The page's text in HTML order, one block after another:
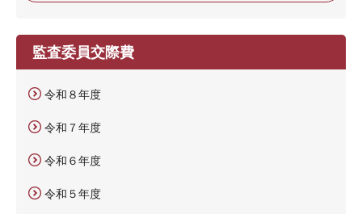
監査委員交際費
令和８年度
令和７年度
令和６年度
令和５年度